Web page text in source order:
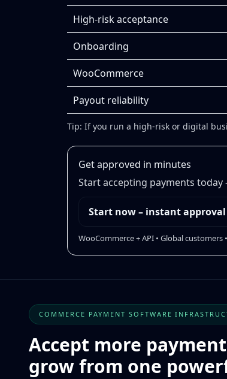
High-risk acceptance
Onboarding
WooCommerce
Payout reliability
Tip: If you run a high-risk or digital
Get approved in minutes
Start accepting payments
Start now – instant approval
WooCommerce + API • Global customers
COMMERCE PAYMENT SOFTWARE
Accept more
grow from one